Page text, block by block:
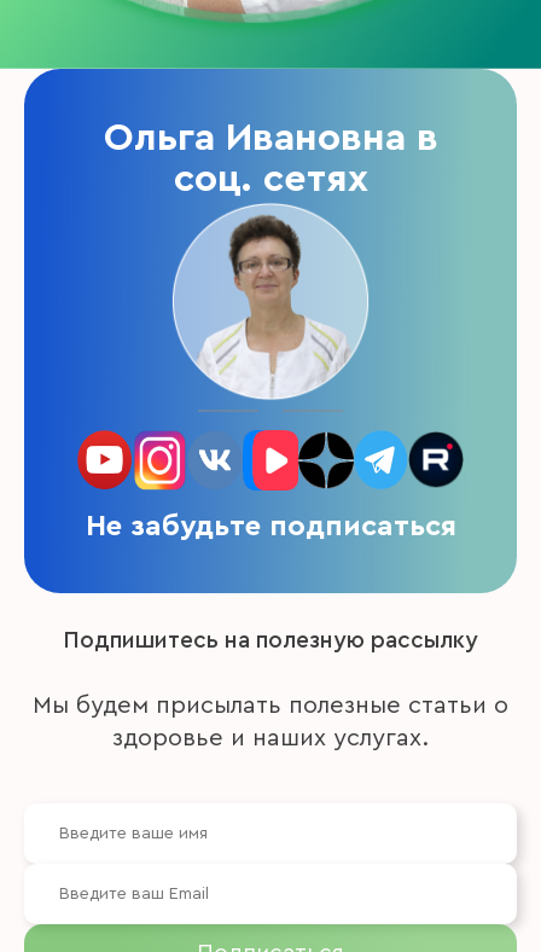
Ольга Ивановна в
соц. сетях
Не забудьте подписаться
Подпишитесь на полезную рассылку
Мы будем присылать полезные статьи о
здоровье и наших услугах.